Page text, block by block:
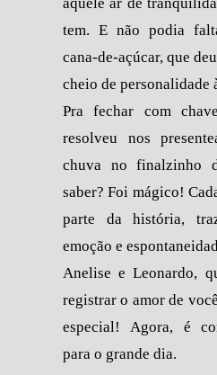
tem. E não podia
cana-de-açúcar, que
cheio de personalidade
Pra fechar com
resolveu nos
chuva no finalzinho
saber? Foi mágico!
parte da história,
emoção e
Anelise e Leonardo,
registrar o amor de
especial! Agora, é
para o grande dia.